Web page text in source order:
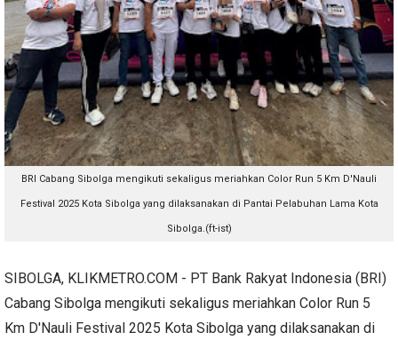
BRI Cabang Sibolga mengikuti sekaligus meriahkan Color Run 5 Km D'Nauli
Festival 2025 Kota Sibolga yang dilaksanakan di Pantai Pelabuhan Lama Kota
Sibolga.(ft-ist)
SIBOLGA, KLIKMETRO.COM - PT Bank Rakyat Indonesia (BRI)
Cabang Sibolga mengikuti sekaligus meriahkan Color Run 5
Km D'Nauli Festival 2025 Kota Sibolga yang dilaksanakan di